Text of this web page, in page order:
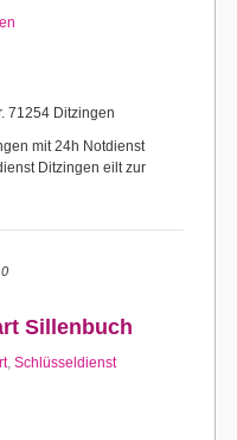
71254 Ditzingen
mit 24h Notdienst
Ditzingen eilt zur
, 0
Sillenbuch
, Schlüsseldienst